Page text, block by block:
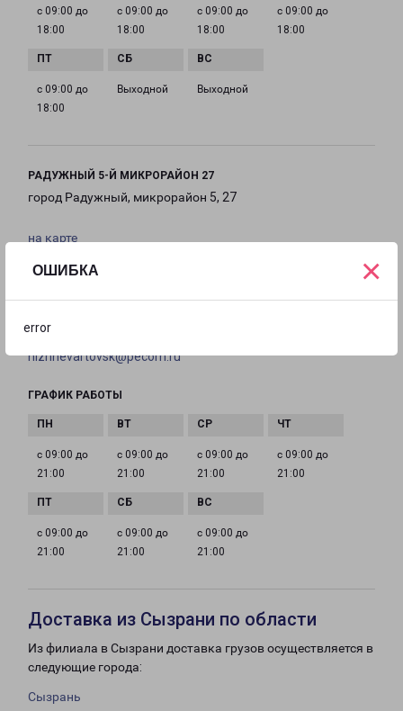
ОШИБКА
error
×
с 09:00 до
18:00
с 09:00 до
18:00
с 09:00 до
18:00
с 09:00 до
18:00
с 09:00 до
18:00
Выходной Выходной
РАДУЖНЫЙ 5-Й МИКРОРАЙОН 27
город Радужный, микрорайон 5, 27
на карте
ТЕЛЕФОН
8(3466) 251-303
EMAIL
nizhnevartovsk@pecom.ru
ГРАФИК РАБОТЫ
с 09:00 до
21:00
с 09:00 до
21:00
с 09:00 до
21:00
с 09:00 до
21:00
с 09:00 до
21:00
с 09:00 до
21:00
с 09:00 до
21:00
Доставка из Сызрани по области
Из филиала в Сызрани доставка грузов осуществляется в
следующие города:
Сызрань